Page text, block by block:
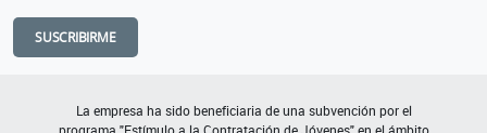
SUSCRIBIRME
La empresa ha sido beneficiaria de una subvención por el
programa "Estímulo a la Contratación de Jóvenes" en el ámbito